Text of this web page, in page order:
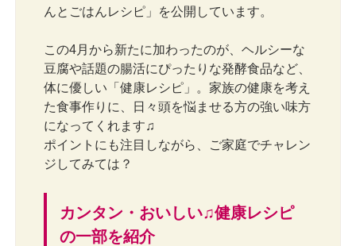
んとごはんレシピ」を公開しています。
この4月から新たに加わったのが、ヘルシーな
豆腐や話題の腸活にぴったりな発酵食品など、
体に優しい「健康レシピ」。家族の健康を考え
た食事作りに、日々頭を悩ませる方の強い味方
になってくれます♫
ポイントにも注目しながら、ご家庭でチャレン
ジしてみては？
カンタン・おいしい♫健康レシピ
の一部を紹介